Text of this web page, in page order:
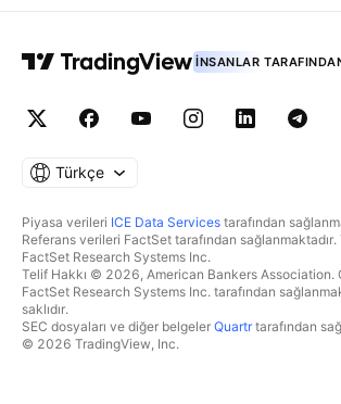
İNSANLAR
Türkçe
Piyasa verileri ICE Data Services tarafından
Referans verileri FactSet tarafından
FactSet Research Systems Inc.
Telif Hakkı © 2026, American Bankers Association.
FactSet Research Systems Inc. tarafından
saklıdır.
SEC dosyaları ve diğer belgeler Quartrtarafından
© 2026 TradingView, Inc.